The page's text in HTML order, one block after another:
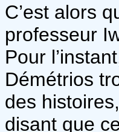
C’est alors
professeur
Pour
Démétrios
des
disant que